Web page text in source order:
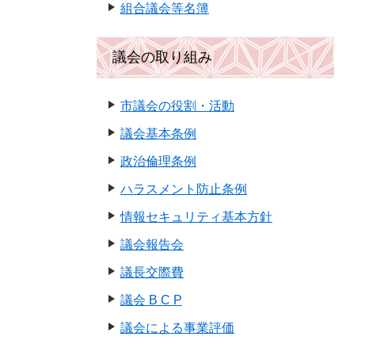
組合議会等名簿
議会の取り組み
市議会の役割・活動
議会基本条例
政治倫理条例
ハラスメント防止条例
情報セキュリティ基本方針
議会報告会
議長交際費
議会 B C P
議会による事業評価